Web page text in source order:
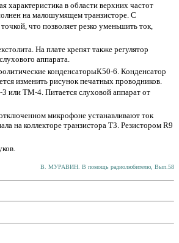
характеристика в области верхних частот
на малошумящем транзисторе. С
что позволяет резко уменьшить ток,
На плате крепят также регулятор
аппарата.
конденсаторыК50-6. Конденсатор
изменить рисунок печатных проводников.
или ТМ-4. Питается слуховой аппарат от
микрофоне устанавливают ток
на коллекторе транзистора Т3. Резистором R9
В. МУРАВИН. В помощь радиолюбителю, Вып.58